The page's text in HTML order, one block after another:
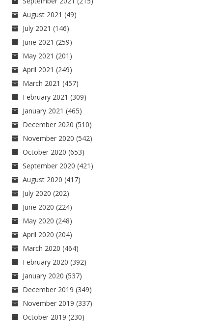
August 2021 (49)
July 2021 (146)
June 2021 (259)
May 2021 (201)
April 2021 (249)
March 2021 (457)
February 2021 (309)
January 2021 (465)
December 2020 (510)
November 2020 (542)
October 2020 (653)
September 2020 (421)
August 2020 (417)
July 2020 (202)
June 2020 (224)
May 2020 (248)
April 2020 (204)
March 2020 (464)
February 2020 (392)
January 2020 (537)
December 2019 (349)
November 2019 (337)
October 2019 (230)